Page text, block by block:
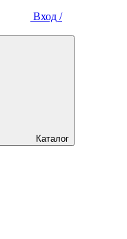
Вход /
Каталог